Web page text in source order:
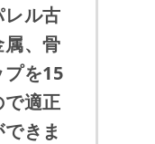
ル古
、骨
を15
適正
きま